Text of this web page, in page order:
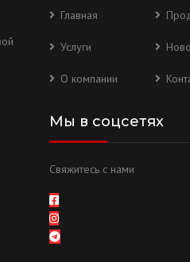
Главная
Услуги
О компании
Мы в соцсетях
Свяжитесь с нами